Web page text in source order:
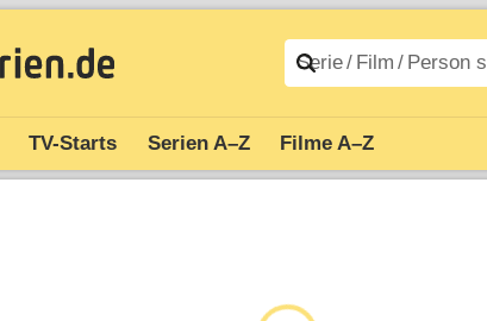
TV-Starts Serien A–Z Filme A–Z